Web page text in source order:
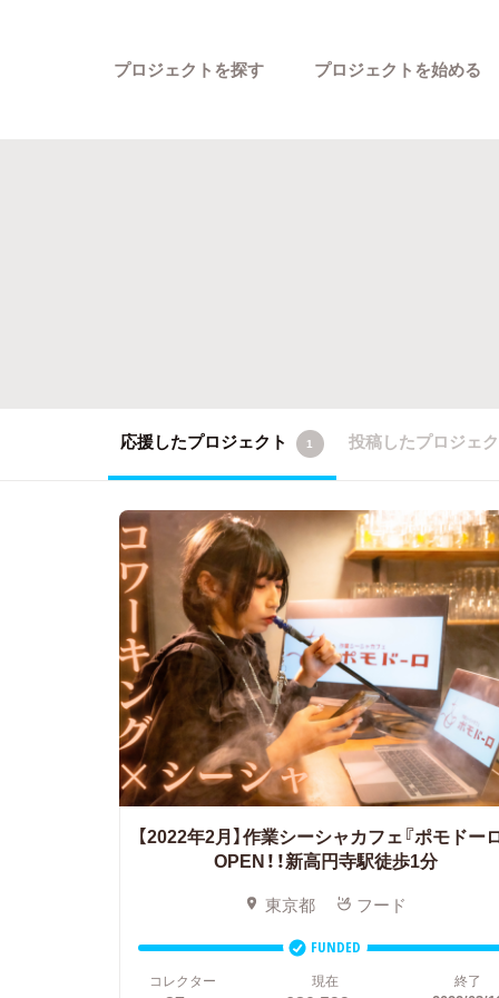
プロジェクトを探す プロジェクトを始める
応援したプロジェクト 1 投稿したプロジェ
【2022年2月】作業シーシャカフェ『ポモドー
OPEN！！新高円寺駅徒歩1分
東京都 フード
FUNDED
コレクター
現在 終了